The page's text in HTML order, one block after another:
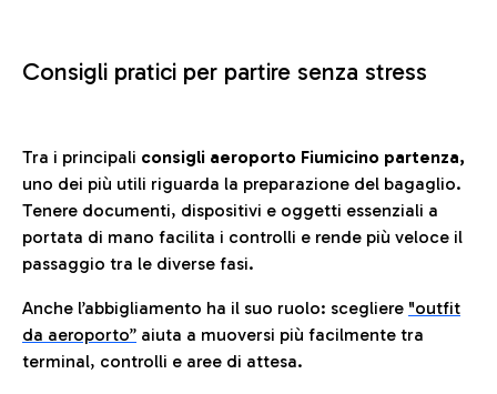
Consigli pratici per partire senza stress
Tra i principali consigli aeroporto Fiumicino partenza,
uno dei più utili riguarda la preparazione del bagaglio.
Tenere documenti, dispositivi e oggetti essenziali a
portata di mano facilita i controlli e rende più veloce il
passaggio tra le diverse fasi.
Anche l’abbigliamento ha il suo ruolo: scegliere "outfit
da aeroporto” aiuta a muoversi più facilmente tra
terminal, controlli e aree di attesa.